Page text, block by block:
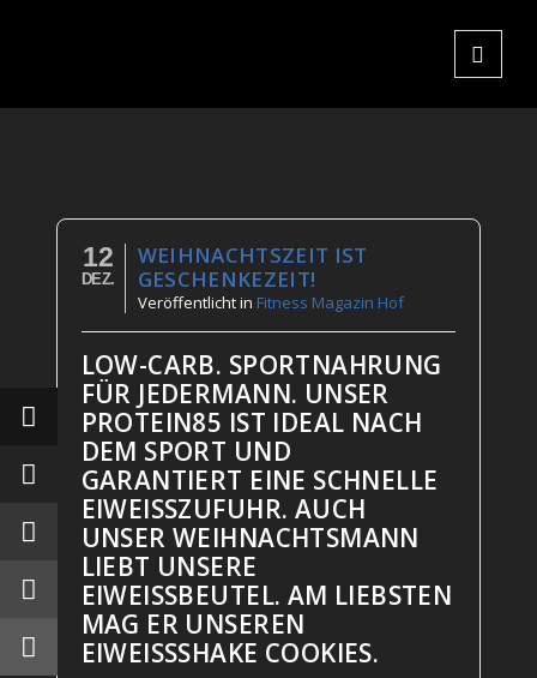
12
DEZ.
WEIHNACHTSZEIT IST
GESCHENKEZEIT!
Veröffentlichtin Fitness Magazin Hof
LOW-CARB. SPORTNAHRUNG
FÜR JEDERMANN. UNSER
PROTEIN85 IST IDEAL NACH
DEM SPORT UND
GARANTIERT EINE SCHNELLE
EIWEISSZUFUHR. AUCH U
NSER WEIHNACHTSMANN L
IEBT UNSERE E
IWEISSBEUTEL. AM LIEBSTEN MA
G ER UNSEREN EI
WEISSSHAKE COOKIES.